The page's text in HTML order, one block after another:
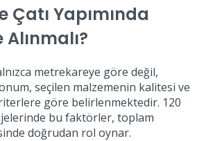
Çatı Yapımında
metrekareye göre değil,
seçilen malzemenin kalitesi ve
göre belirlenmektedir. 120
bu faktörler, toplam
doğrudan rol oynar.